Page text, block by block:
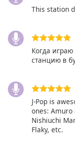
This station
Когда играю
станцию в
J-Pop is
ones: Amuro
Nishiuchi
Flaky, etc.